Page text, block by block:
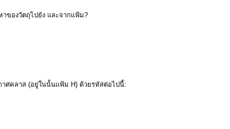
ของวัตถุไปยัง และจากแฟ้ม?
ศคลาส (อยู่ในนั้นแฟ้ม H) ด้วยรหัสต่อไปนี้: